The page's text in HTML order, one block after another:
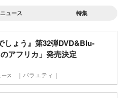
ニュース 特集
しょう』第32弾DVD&Blu-
アフリカ」発売決定
ース ｜バラエティ｜